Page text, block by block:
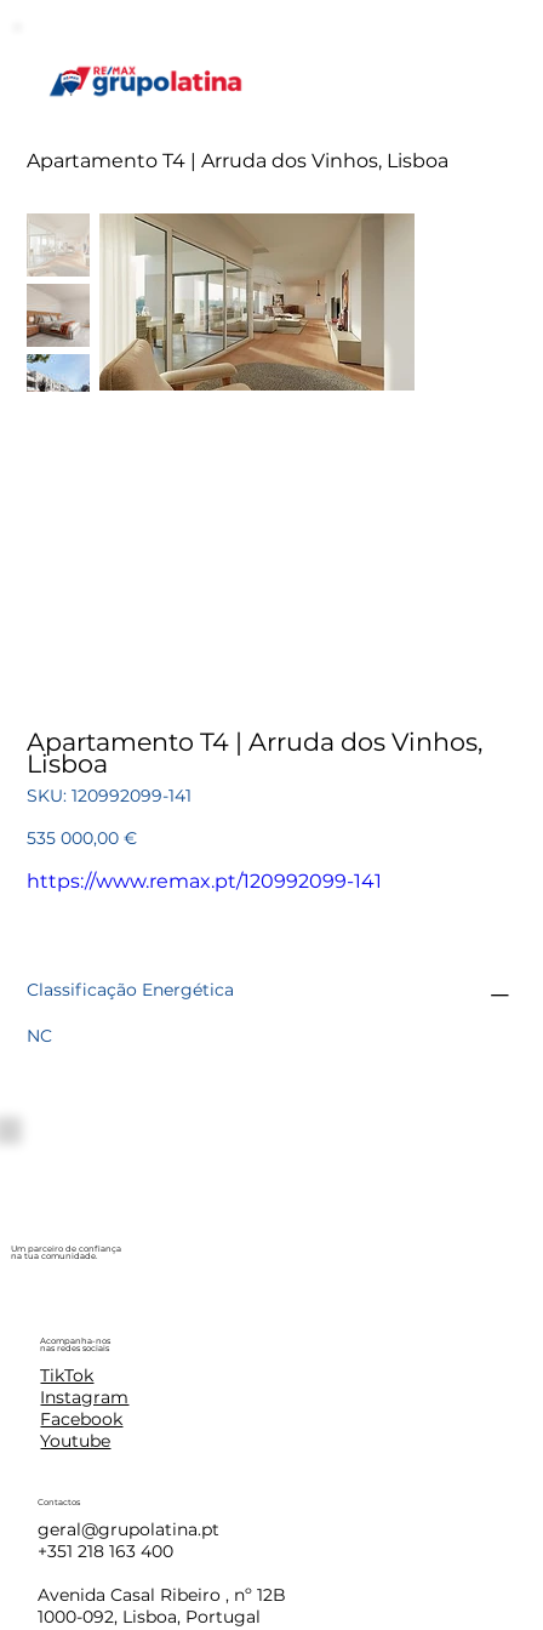
Apartamento T4 | Arruda dos Vinhos, Lisboa
Apartamento T4 | Arruda dos Vinhos,
Lisboa
SKU: SKU
120992099-
120992099-141
Preço
535 000,00 €
https://www.remax.pt/120992099-141
Classificação Energética
NC
Um parceiro de confiança
na tua comunidade.
Acompanha-nos
nas redes sociais
TikTok
Instagram
Facebook
Youtube
Contactos
geral@grupolatina.pt
+351 218 163 400
Avenida Casal Ribeiro , nº 12B
1000-092, Lisboa, Portugal